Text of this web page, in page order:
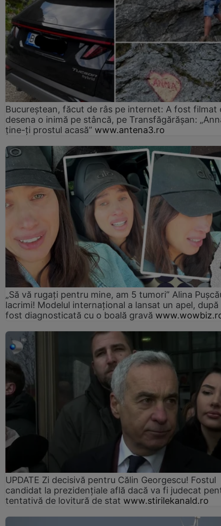
Bucureștean, făcut de râs pe internet: A fost filmat
desena o inimă pe stâncă, pe Transfăgărășan:
ține-ți prostul acasă” www.antena3.ro
„Să vă rugați pentru mine, am 5 tumori” Alina
lacrimi! Modelul internațional a lansat un apel, după
fost diagnosticată cu o boală gravă
UPDATE Zi decisivă pentru Călin Georgescu! Fostul
candidat la prezidențiale află dacă va fi judecat
tentativă de lovitură de stat www.stirilekanald.ro